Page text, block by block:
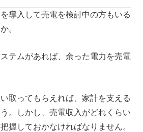
させる方法
便利にする家庭用蓄電池！
導入して売電を検討中の方もいる
。
テムがあれば、余った電力を売電
取ってもらえれば、家計を支える
。しかし、売電収入がどれくらい
握しておかなければなりません。